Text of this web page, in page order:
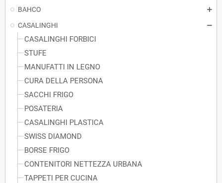
BAHCO
CASALINGHI
CASALINGHI FORBICI
STUFE
MANUFATTI IN LEGNO
CURA DELLA PERSONA
SACCHI FRIGO
POSATERIA
CASALINGHI PLASTICA
SWISS DIAMOND
BORSE FRIGO
CONTENITORI NETTEZZA URBANA
TAPPETI PER CUCINA